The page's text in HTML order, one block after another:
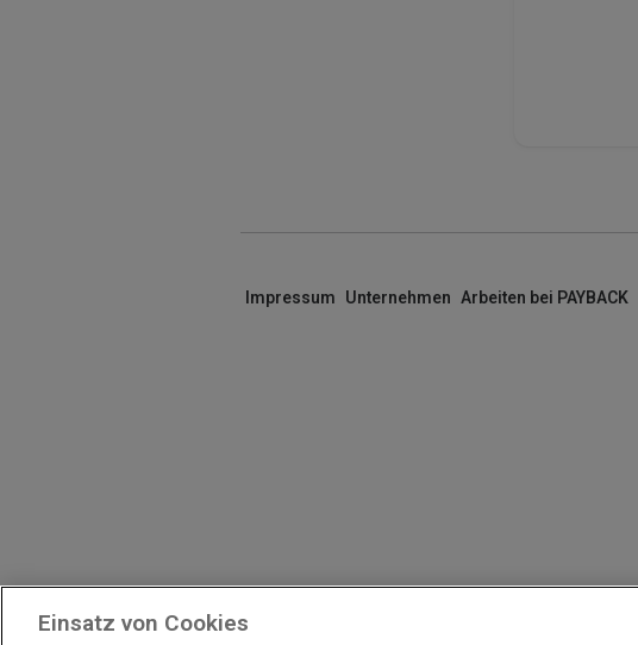
Impressum Unternehmen Arbeiten bei PAYBACK
Einsatz von Cookies